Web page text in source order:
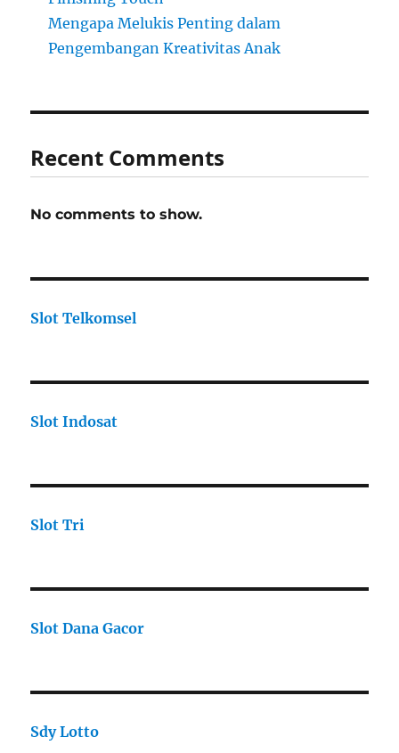
Mengapa Melukis Penting dalam
Pengembangan Kreativitas Anak
Recent Comments
No comments to show.
Slot Telkomsel
Slot Indosat
Slot Tri
Slot Dana Gacor
Sdy Lotto